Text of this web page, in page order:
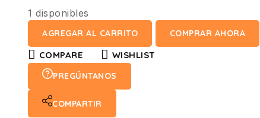
1 disponibles
AGREGAR AL CARRITO COMPRAR AHORA
COMPARE WISHLIST
PREGÚNTANOS
COMPARTIR